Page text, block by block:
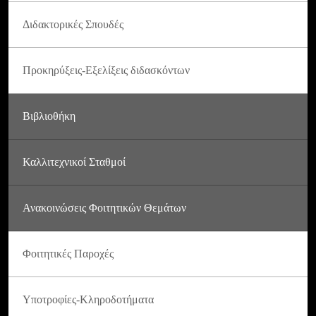
Διδακτορικές Σπουδές
Προκηρύξεις-Εξελίξεις διδασκόντων
Βιβλιοθήκη
Καλλιτεχνικοί Σταθμοί
Ανακοινώσεις Φοιτητικών Θεμάτων
Φοιτητικές Παροχές
Υποτροφίες-Κληροδοτήματα